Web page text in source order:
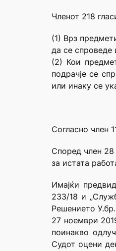
Членот 218
(1) Врз
да се спроведе
(2) Кои
подрачје се
или инаку се
Согласно член
Според член 28
за истата
Имајќи
233/18 и
Решението
27 ноември
поинакво
Судот оцени